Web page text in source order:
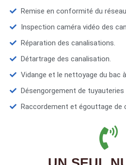
Remise en conformité du
Inspection caméra vidéo des
Réparation des canalisations.
Détartrage des canalisation.
Vidange et le nettoyage du bac
Désengorgement de tuyauteries
Raccordement et égouttage de